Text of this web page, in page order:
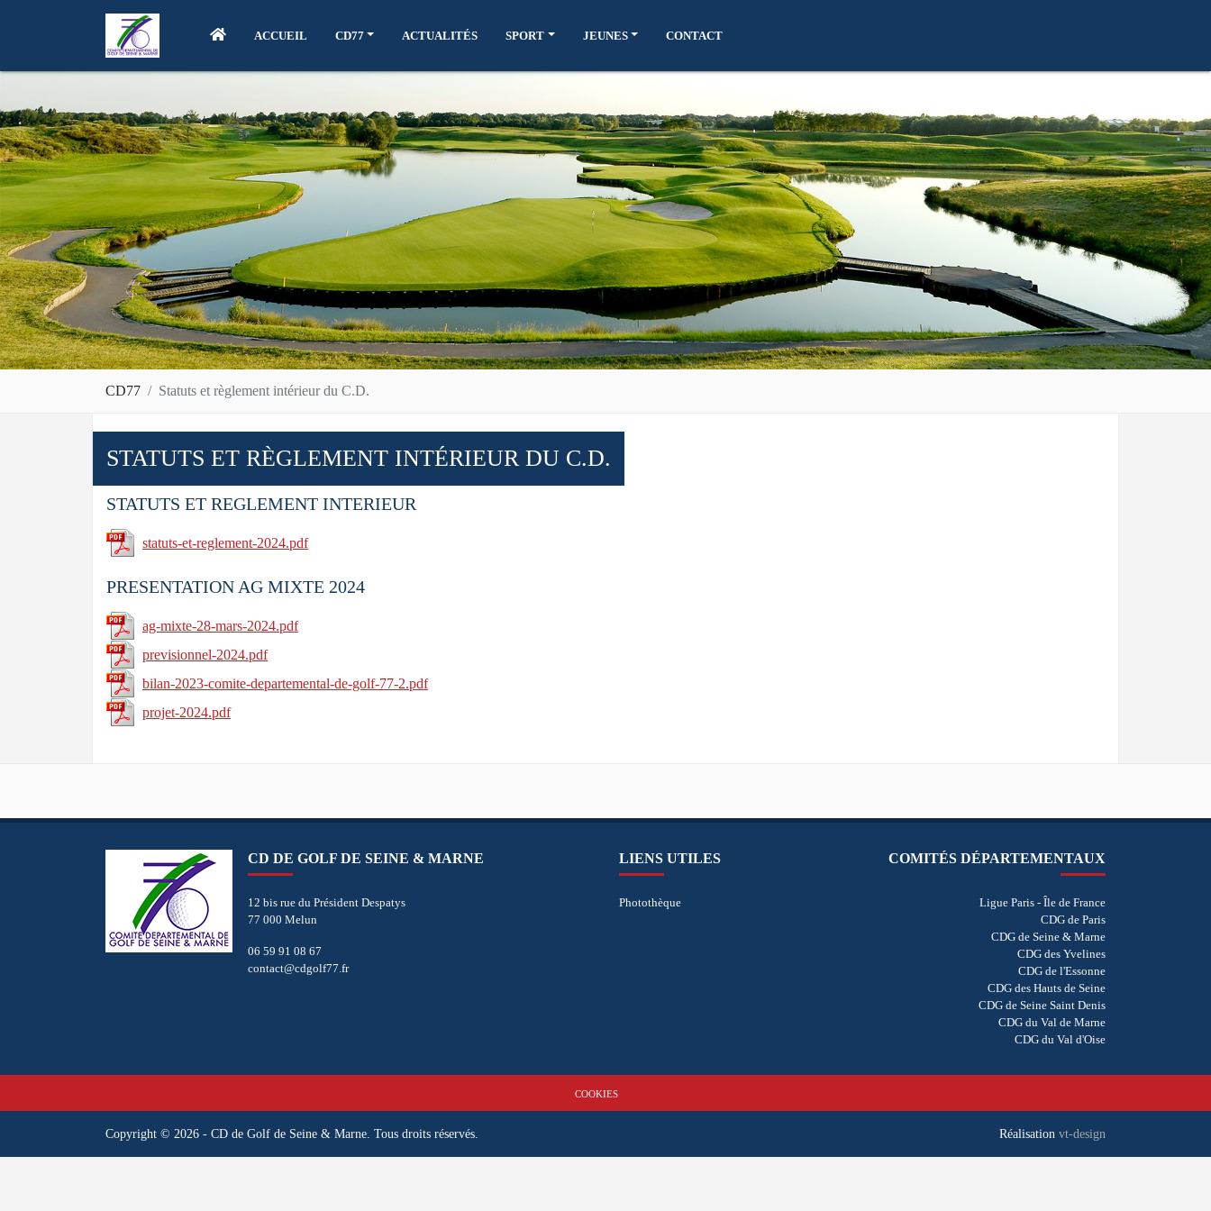
ACCUEIL CD77 ACTUALITÉS SPORT JEUNES CONTACT
CD77 Statuts et règlement intérieur du C.D.
STATUTS ET RÈGLEMENT INTÉRIEUR DU C.D.
STATUTS ET REGLEMENT INTERIEUR
statuts-et-reglement-2024.pdf
PRESENTATION AG MIXTE 2024
ag-mixte-28-mars-2024.pdf
previsionnel-2024.pdf
bilan-2023-comite-departemental-de-golf-77-2.pdf
projet-2024.pdf
CD DE GOLF DE SEINE & MARNE
12 bis rue du Président Despatys
77 000 Melun
06 59 91 08 67
contact@cdgolf77.fr
LIENS UTILES
Photothèque
COMITÉS DÉPARTEMENTAUX
Ligue Paris - Île de France
CDG de Paris
CDG de Seine & Marne
CDG des Yvelines
CDG de l'Essonne
CDG des Hauts de Seine
CDG de Seine Saint Denis
CDG du Val de Marne
CDG du Val d'Oise
COOKIES
Copyright © 2026 - CD de Golf de Seine & Marne. Tous droits réservés. Réalisation vt-design